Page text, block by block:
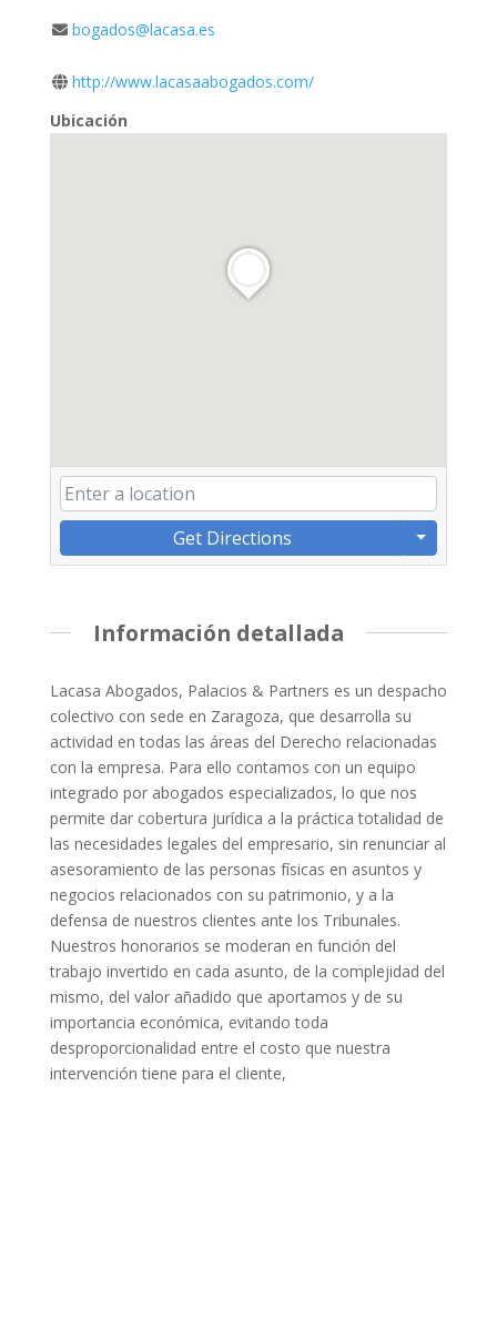
bogados@lacasa.es
http://www.lacasaabogados.com/
Ubicación
Get Directions
Información detallada
Lacasa Abogados, Palacios & Partners es un despacho
colectivo con sede en Zaragoza, que desarrolla su
actividad en todas las áreas del Derecho relacionadas
con la empresa. Para ello contamos con un equipo
integrado por abogados especializados, lo que nos
permite dar cobertura jurídica a la práctica totalidad de
las necesidades legales del empresario, sin renunciar al
asesoramiento de las personas físicas en asuntos y
negocios relacionados con su patrimonio, y a la
defensa de nuestros clientes ante los Tribunales.
Nuestros honorarios se moderan en función del
trabajo invertido en cada asunto, de la complejidad del
mismo, del valor añadido que aportamos y de su
importancia económica, evitando toda
desproporcionalidad entre el costo que nuestra
intervención tiene para el cliente,